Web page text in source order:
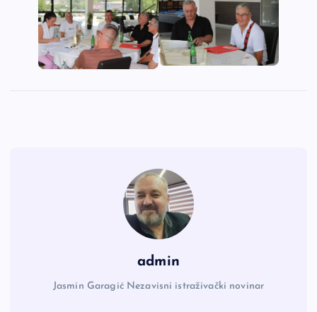
admin
Jasmin Garagić Nezavisni istraživački novinar